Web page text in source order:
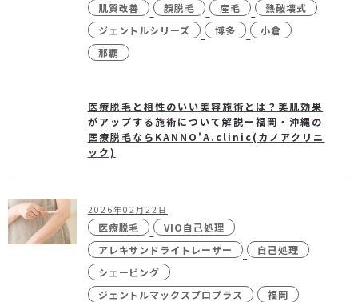
肌質改善 顏脱毛 産毛
熱破壊式
ジェントルシリーズ
博多
小倉
那覇
医療脱毛と相性のいい美容施術とは？美肌効果
がアップする施術について解説ー福岡・沖縄の
医療脱毛ならKANNO'A.clinic(カノアクリニ
ック)
2026年02月22日
医療脱毛
VIO自己処理
アレキサンドライトレーザー
自己処理
シェービング
ジェントルマックスプロプラス
福岡